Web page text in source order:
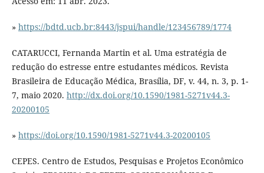
» https://bdtd.ucb.br:8443/jspui/handle/123456789/1774
CATARUCCI, Fernanda Martin et al. Uma estratégia de
redução do estresse entre estudantes médicos. Revista
Brasileira de Educação Médica, Brasília, DF, v. 44, n. 3, p. 1-
7, maio 2020. http://dx.doi.org/10.1590/1981-5271v44.3-
20200105
» https://doi.org/10.1590/1981-5271v44.3-20200105
CEPES. Centro de Estudos, Pesquisas e Projetos Econômico